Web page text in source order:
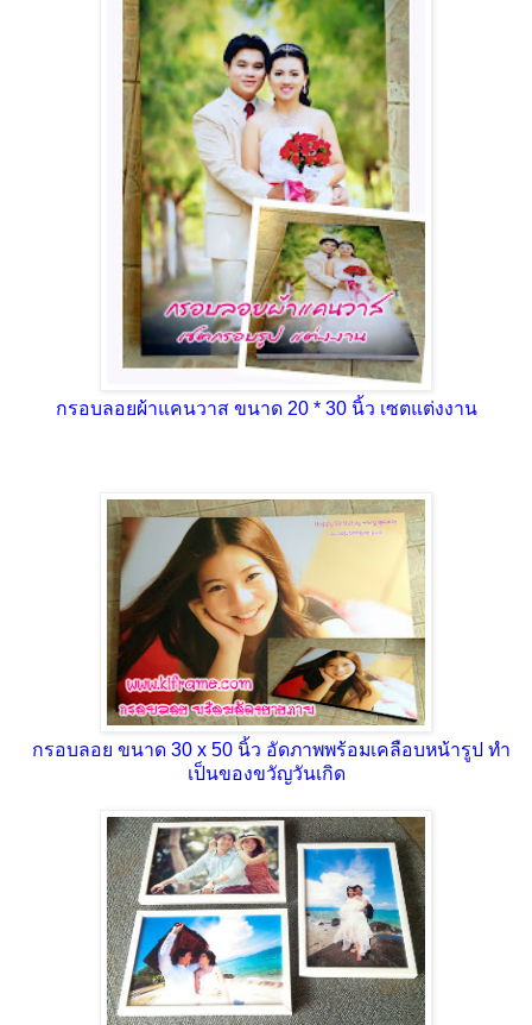
กรอบลอยผ้าแคนวาส ขนาด 20 * 30 นิ้ว เซตแต่งงาน
กรอบลอย ขนาด 30 x 50 นิ้ว อัดภาพพร้อมเคลือบหน้ารูป ทำ
เป็นของขวัญวันเกิด